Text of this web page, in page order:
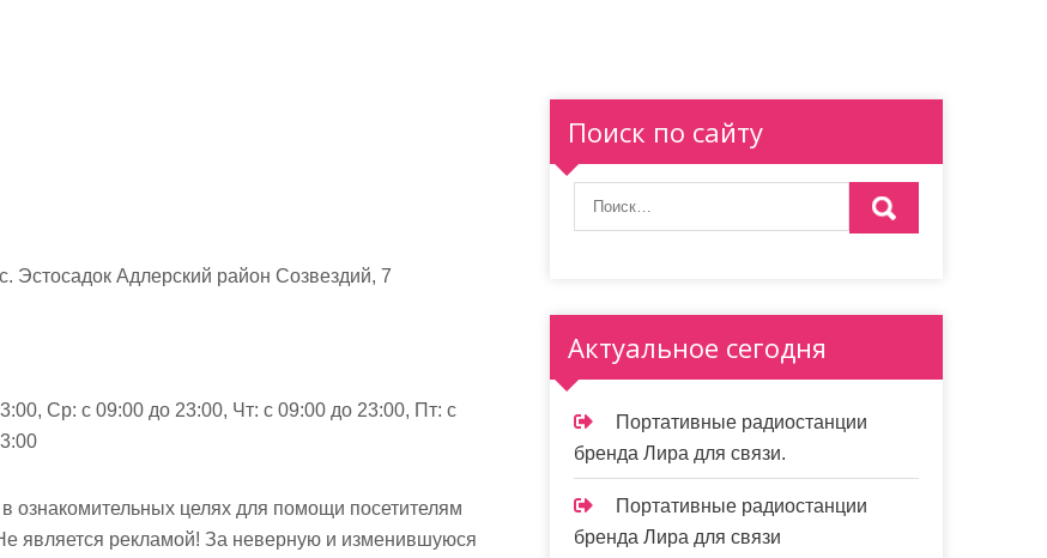
Эстосадок Адлерский район Созвездий, 7
Ср: с 09:00 до 23:00, Чт: с 09:00 до 23:00, Пт: с
ознакомительных целях для помощи посетителям
является рекламой! За неверную и изменившуюся
Поиск по сайту
Актуальное сегодня
Портативные радиостанции
бренда Лира для связи.
Портативные радиостанции
бренда Лира для связи